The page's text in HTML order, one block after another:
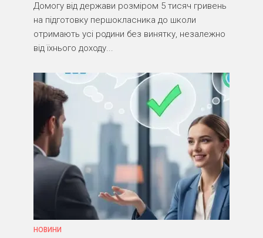
Домогу від держави розміром 5 тисяч гривень
на підготовку першокласника до школи
отримають усі родини без винятку, незалежно
від їхнього доходу...
НОВИНИ